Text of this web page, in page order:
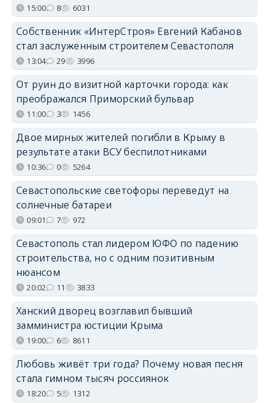
15:00 8 6031
Собственник «ИнтерСтроя» Евгений Кабанов
стал заслуженным строителем Севастополя
13:04 29 3996
От руин до визитной карточки города: как
преображался Приморский бульвар
11:00 3 1456
Двое мирных жителей погибли в Крыму в
результате атаки ВСУ беспилотниками
10:36 0 5264
Севастопольские светофоры переведут на
солнечные батареи
09:01 7 972
Севастополь стал лидером ЮФО по падению
строительства, но с одним позитивным
нюансом
20:02 11 3833
Ханский дворец возглавил бывший
замминистра юстиции Крыма
19:00 6 8611
Любовь живёт три года? Почему новая песня
стала гимном тысяч россиянок
18:20 5 1312